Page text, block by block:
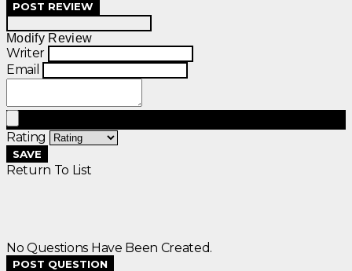
POST REVIEW
Modify Review
Writer
Email
Rating
SAVE
Return To List
No Questions Have Been Created.
POST QUESTION